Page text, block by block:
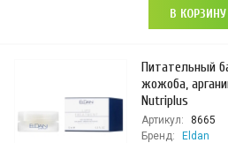
В КОРЗИНУ
Питательный
жожоба,
Nutriplus
Артикул:
8665
Бренд:
Eldan